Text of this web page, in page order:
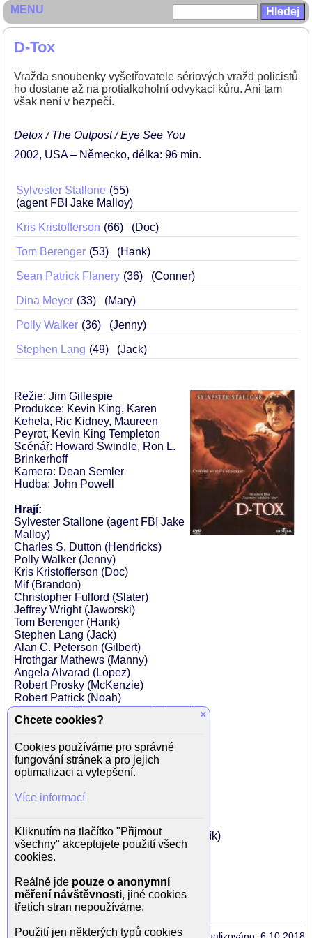
D-Tox
Vražda snoubenky vyšetřovatele sériových vražd policistů
ho dostane až na protialkoholní odvykací kůru. Ani tam
však není v bezpečí.
Detox / The Outpost / Eye See You
2002 USA – Německo délka: 96 min
Sylvester Stallone
55
(agent FBI Jake Malloy)
Kris Kristofferson 66 (Doc)
Tom Berenger 53 (Hank)
Sean Patrick Flanery 36 (Conner)
Dina Meyer 33 (Mary)
Polly Walker 36 (Jenny)
Stephen Lang 49 (Jack)
Režie: Jim Gillespie
Produkce: Kevin King, Karen
Kehela, Ric Kidney, Maureen
Peyrot, Kevin King Templeton
Scénář: Howard Swindle, Ron L.
Brinkerhoff
Kamera: Dean Semler
Hudba: John Powell
Hrají:
Sylvester Stallone (agent FBI Jake
Malloy)
Charles S. Dutton (Hendricks)
Polly Walker (Jenny)
Kris Kristofferson (Doc)
Mif (Brandon)
Christopher Fulford (Slater)
Jeffrey Wright (Jaworski)
Tom Berenger (Hank)
Stephen Lang (Jack)
Alan C. Peterson (Gilbert)
Hrothgar Mathews (Manny)
Angela Alvarad (Lopez)
Robert Prosky (McKenzie)
Robert Patrick (Noah)
Courtney B. Vance (reverend Jones)
Sean Patrick Flanery (Conner)
Dina Meyer (Mary)
Rance Howard (Geezer)
Frank Pellegrino (Jimmy)
Yves Cameron (zabiják)
Chris Nelson Norris (policejní nadporučík)
Bill Mackenzie (barman)
David Lewis (klenotník)
James Ralph (důstojník v baru)
Ruth Zalduondo (další hlasy)
MENU
×
Chcete cookies?
Cookies používáme pro správné
fungování stránek a pro jejich
optimalizaci a vylepšení.
Více informací
Kliknutím na tlačítko "Přijmout
všechny" akceptujete použití všech
cookies.
Reálně jde pouze o anonymní
měření návštěvnosti, jiné cookies
třetích stran nepoužíváme.
Použití jen některých typů cookies